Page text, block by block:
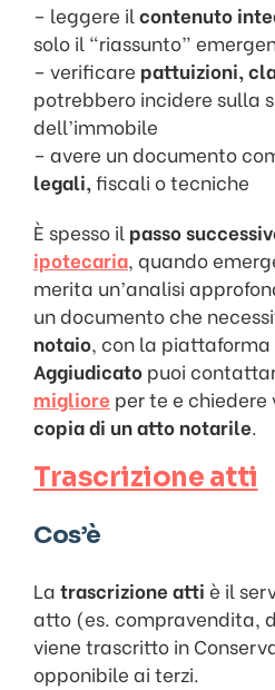
– leggere ilcontenuto
solo il “riassunto”
– verificare pattuizioni,
potrebbero incidere sulla
dell’immobile
– avere un documento
legali,fiscali o tecniche
È spesso il passo
ipotecaria, quando
merita un’analisi
un documento che
notaio, con la piattaforma
Aggiudicato puoi
migliore per te e
copia di un atto notarile.
Trascrizione atti
Cos’è
La trascrizione atti è il
atto (es. compravendita,
viene trascritto in
opponibile ai terzi.